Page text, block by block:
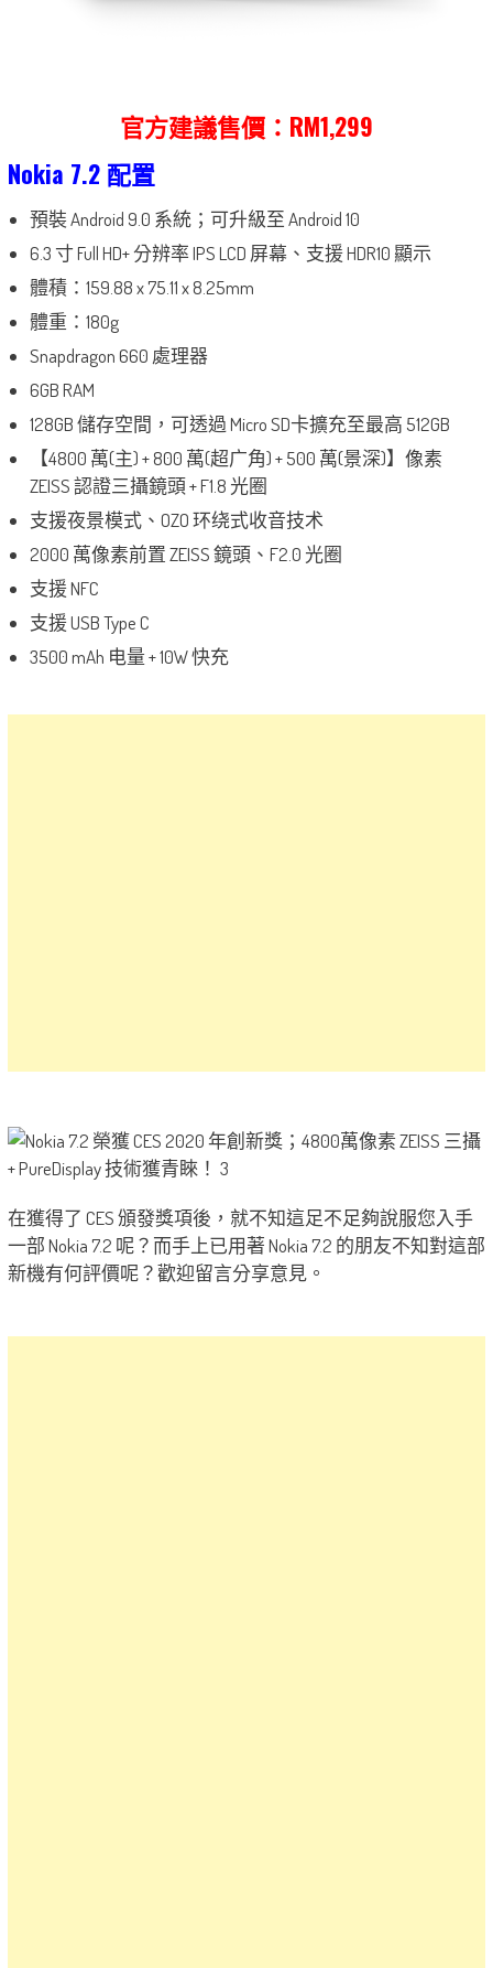
官方建議售價：RM1,299
Nokia 7.2 配置
預裝 Android 9.0 系統；可升級至 Android 10
6.3 寸 Full HD+ 分辨率 IPS LCD 屏幕、支援 HDR10 顯示
體積：159.88 x 75.11 x 8.25mm
體重：180g
Snapdragon 660 處理器
6GB RAM
128GB 儲存空間，可透過 Micro SD卡擴充至最高 512GB
【4800 萬(主) + 800 萬(超广角) + 500 萬(景深)】像素
ZEISS 認證三攝鏡頭 + F1.8 光圈
支援夜景模式、OZO 环绕式收音技术
2000 萬像素前置 ZEISS 鏡頭、F2.0 光圈
支援 NFC
支援 USB Type C
3500 mAh 电量 + 10W 快充
在獲得了 CES 頒發獎項後，就不知這足不足夠說服您入手
一部 Nokia 7.2 呢？而手上已用著 Nokia 7.2 的朋友不知對這部
新機有何評價呢？歡迎留言分享意見。